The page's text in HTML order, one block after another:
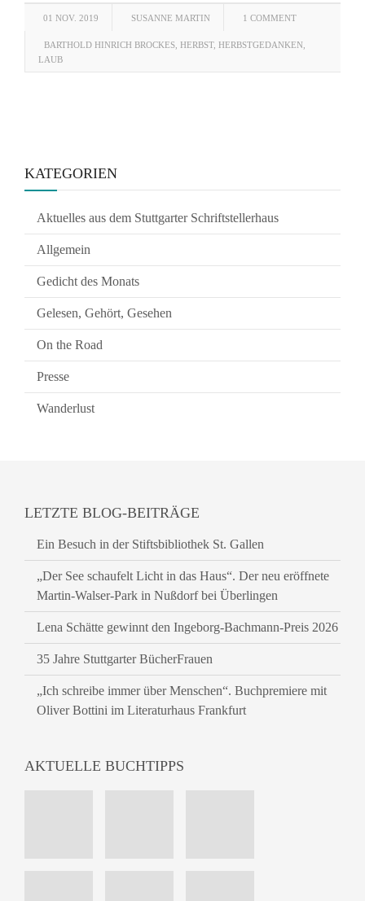
01 NOV. 2019 SUSANNE MARTIN 1 COMMENT
BARTHOLD HINRICH BROCKES HERBST, HERBSTGEDANKEN
LAUB
KATEGORIEN
Aktuelles aus dem Stuttgarter Schriftstellerhaus
Allgemein
Gedicht des Monats
Gelesen, Gehört, Gesehen
On the Road
Presse
Wanderlust
LETZTE BLOG-BEITRÄGE
Ein Besuch in der Stiftsbibliothek St. Gallen
„Der See schaufelt Licht in das Haus“. Der neu eröffnete
Martin-Walser-Park in Nußdorf bei Überlingen
Lena Schätte gewinnt den Ingeborg-Bachmann-Preis 2026
35 Jahre Stuttgarter BücherFrauen
„Ich schreibe immer über Menschen“. Buchpremiere mit
Oliver Bottini im Literaturhaus Frankfurt
AKTUELLE BUCHTIPPS